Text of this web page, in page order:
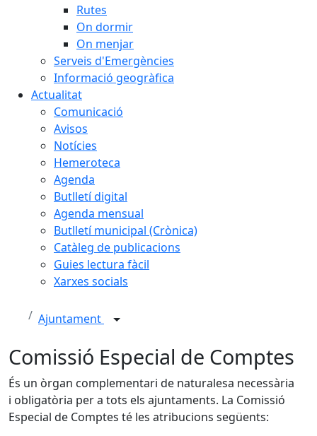
Rutes
On dormir
On menjar
Serveis d'Emergències
Informació geogràfica
Actualitat
Comunicació
Avisos
Notícies
Hemeroteca
Agenda
Butlletí digital
Agenda mensual
Butlletí municipal (Crònica)
Catàleg de publicacions
Guies lectura fàcil
Xarxes socials
Ajuntament
Comissió Especial de Comptes
És un òrgan complementari de naturalesa necessària
i obligatòria per a tots els ajuntaments. La Comissió
Especial de Comptes té les atribucions següents: